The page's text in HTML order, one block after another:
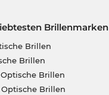
Brillenmarken
Brillen
Brillen
Brillen
Optische Brillen